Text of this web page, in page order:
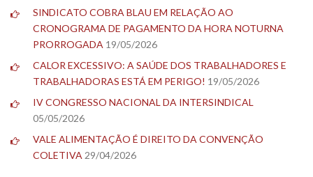
SINDICATO COBRA BLAU EM RELAÇÃO AO
CRONOGRAMA DE PAGAMENTO DA HORA NOTURNA
PRORROGADA 19/05/2026
CALOR EXCESSIVO: A SAÚDE DOS TRABALHADORES E
TRABALHADORAS ESTÁ EM PERIGO! 19/05/2026
IV CONGRESSO NACIONAL DA INTERSINDICAL
05/05/2026
VALE ALIMENTAÇÃO É DIREITO DA CONVENÇÃO
COLETIVA 29/04/2026